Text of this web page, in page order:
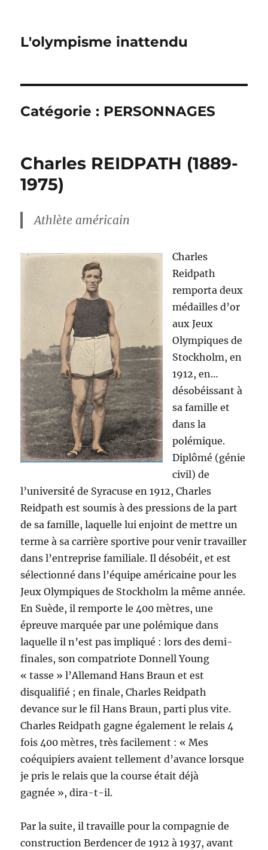
L'olympisme inattendu
Catégorie : PERSONNAGES
Charles REIDPATH (1889-
1975)
Athlète américain
Charles
Reidpath
remporta deux
médailles d’or
aux Jeux
Olympiques de
Stockholm, en
1912, en…
désobéissant à
sa famille et
dans la
polémique.
Diplômé (génie
civil) de
l’université de Syracuse en 1912, Charles
Reidpath est soumis à des pressions de la part
de sa famille, laquelle lui enjoint de mettre un
terme à sa carrière sportive pour venir travailler
dans l’entreprise familiale. Il désobéit, et est
sélectionné dans l’équipe américaine pour les
Jeux Olympiques de Stockholm la même année.
En Suède, il remporte le 400 mètres, une
épreuve marquée par une polémique dans
laquelle il n’est pas impliqué : lors des demi-
finales, son compatriote Donnell Young
« tasse » l’Allemand Hans Braun et est
disqualifié ; en finale, Charles Reidpath
devance sur le fil Hans Braun, parti plus vite.
Charles Reidpath gagne également le relais 4
fois 400 mètres, très facilement : « Mes
coéquipiers avaient tellement d’avance lorsque
je pris le relais que la course était déjà
gagnée », dira-t-il.
Par la suite, il travaille pour la compagnie de
construction Berdencer de 1912 à 1937, avant